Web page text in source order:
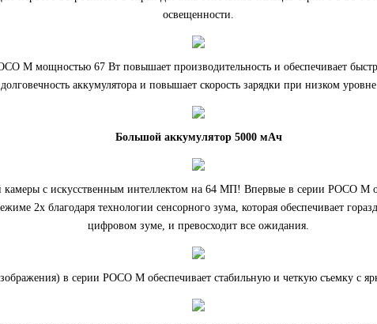
освещенности.
M мощностью 67 Вт повышает производительность и обеспечивает
аккумулятора и повышает скорость зарядки при низком
Большой аккумулятор 5000 мАч
с искусственным интеллектом на 64 МП! Впервые в серии POCO M
2x благодаря технологии сенсорного зума, которая обеспечивает
цифровом зуме, и превосходит все ожидания.
в серии POCO M обеспечивает стабильную и четкую съемку с